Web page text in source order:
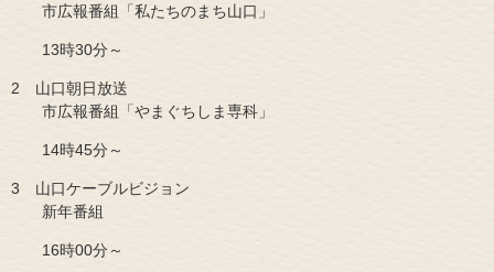
市広報番組「私たちのまち山口」
13時30分～
2 山口朝日放送
市広報番組「やまぐちしま専科」
14時45分～
3 山口ケーブルビジョン
新年番組
16時00分～